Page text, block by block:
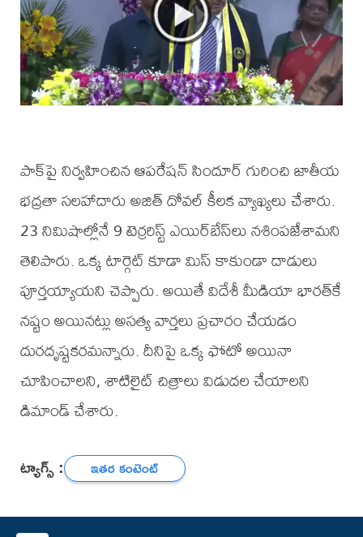
పాక్‌పై నిర్వహించిన ఆపరేషన్ సిందూర్‌ గురించి జాతీయ
భద్రతా సలహాదారు అజిత్ దోవల్ కీలక వ్యాఖ్యలు చేశారు.
23 నిమిషాల్లోనే 9 టెర్రరిస్ట్ ఎయిర్‌బేస్‌లు నశింపజేశామని
తెలిపారు. ఒక్క టార్గెట్ కూడా మిస్ కాకుండా దాడులు
పూర్తయ్యాయని చెప్పారు. అయితే విదేశీ మీడియా భారత్‌కే
నష్టం అయినట్లు అసత్య వార్తలు ప్రచారం చేయడం
దురదృష్టకరమన్నారు. దీనిపై ఒక్క ఫోటో అయినా
చూపించాలని, శాటిలైట్ చిత్రాలు విడుదల చేయాలని
డిమాండ్ చేశారు.
ట్యాగ్స్ : ఇతర కంటెంట్